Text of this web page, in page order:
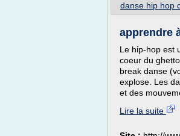
danse hip hop
apprendre
Le hip-hop est
coeur du
break danse
explose. Les
et des
Lire la suite